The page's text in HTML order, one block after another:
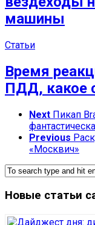
машины
Статьи
Время
ПДД, какое
Next Пикап
Previous
«Москвич»
Новые статьи